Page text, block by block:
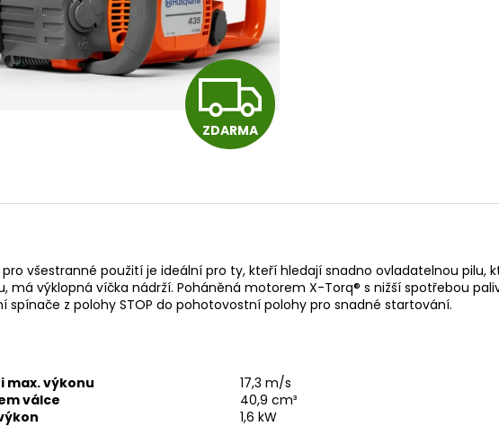
Z
D
A
R
A
ZDARMA
všestranné použití je ideální pro ty, kteří hledají snadno ovladatelnou
výklopná víčka nádrží. Poháněná motorem X-Torq® s nižší spotřebou
z polohy STOP do pohotovostní polohy pro snadné startování.
max. výkonu
17,3 m/s
válce
40,9 cm³
1,6 kW
14 290 Kč
Původně: 15 990 Kč